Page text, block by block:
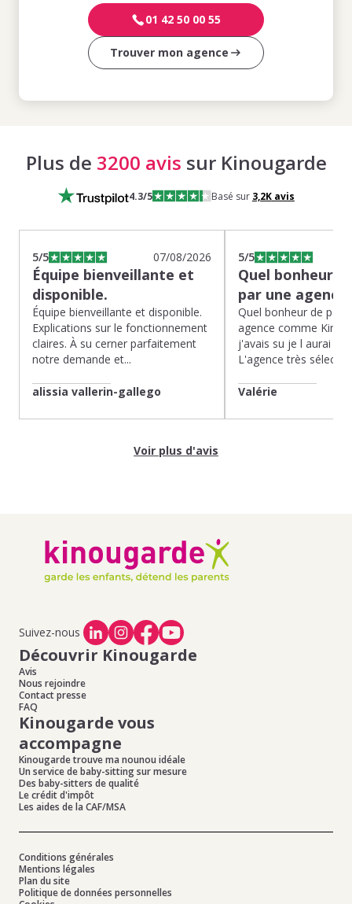
01 42 50 00 55
Trouver mon agence
Plus de 3200 avis sur Kinougarde
4.3/5 Basé sur 3,2Kavis
5/5 07/08/2026
Équipe bienveillante et
disponible.
Équipe bienveillante et disponible.
Explications sur le fonctionnement
claires. À su cerner parfaitement
notre demande et...
alissia vallerin-gallego
5/5
Quel bonheur
par une
Quel bonheur de
agence comme
j'avais su je l aurai
L'agence très
Valérie
Voir plus d'avis
Suivez-nous
Découvrir Kinougarde
Avis
Nous rejoindre
Contact presse
FAQ
Kinougarde vous
accompagne
Kinougarde trouve ma nounou idéale
Un service de baby-sitting sur mesure
Des baby-sitters de qualité
Le crédit d'impôt
Les aides de la CAF/MSA
Conditions générales
Mentions légales
Plan du site
Politique de données personnelles